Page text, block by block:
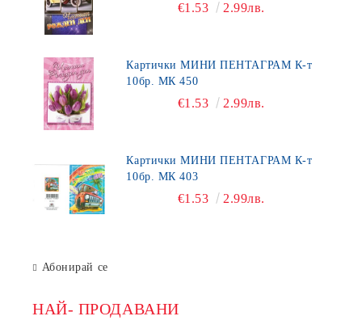
€1.53 2.99лв.
Картички МИНИ ПЕНТАГРАМ К-т
10бр. МК 450
€1.53 2.99лв.
Картички МИНИ ПЕНТАГРАМ К-т
10бр. МК 403
€1.53 2.99лв.
Абонирай се
НАЙ- ПРОДАВАНИ